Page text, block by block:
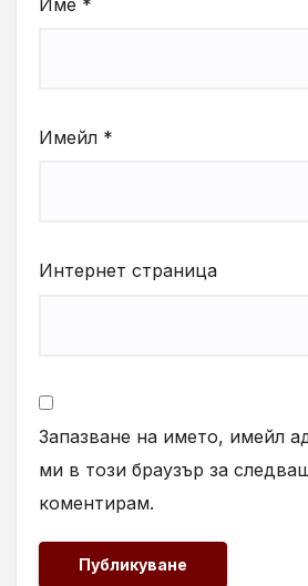
Имейл *
Интернет страница
Запазване на името, имейл
ми в този браузър за
коментирам.